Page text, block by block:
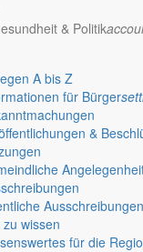
& Politik
A bis Z
für Bürger
&
wissen
für die